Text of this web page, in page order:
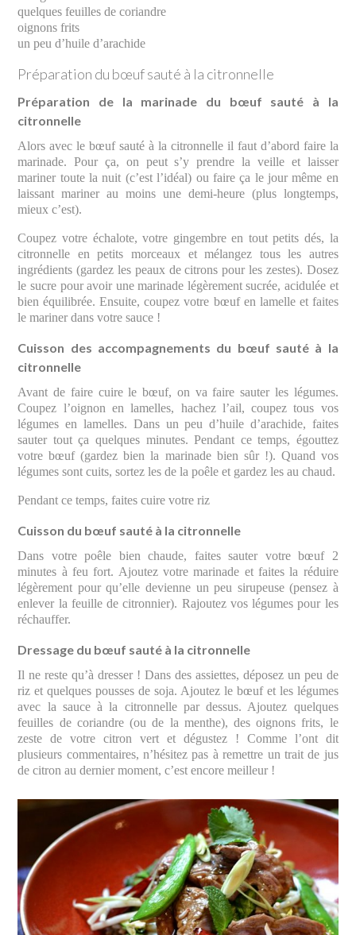
quelques feuilles de coriandre
oignons frits
un peu d’huile d’arachide
Préparation du bœuf sauté à la citronnelle
Préparation de la marinade du bœuf sauté à la
citronnelle
Alors avec le bœuf sauté à la citronnelle il faut d’abord faire la
marinade. Pour ça, on peut s’y prendre la veille et laisser
mariner toute la nuit (c’est l’idéal) ou faire ça le jour même en
laissant mariner au moins une demi-heure (plus longtemps,
mieux c’est).
Coupez votre échalote, votre gingembre en tout petits dés, la
citronnelle en petits morceaux et mélangez tous les autres
ingrédients (gardez les peaux de citrons pour les zestes). Dosez
le sucre pour avoir une marinade légèrement sucrée, acidulée et
bien équilibrée. Ensuite, coupez votre bœuf en lamelle et faites
le mariner dans votre sauce !
Cuisson des accompagnements du bœuf sauté à la
citronnelle
Avant de faire cuire le bœuf, on va faire sauter les légumes.
Coupez l’oignon en lamelles, hachez l’ail, coupez tous vos
légumes en lamelles. Dans un peu d’huile d’arachide, faites
sauter tout ça quelques minutes. Pendant ce temps, égouttez
votre bœuf (gardez bien la marinade bien sûr !). Quand vos
légumes sont cuits, sortez les de la poêle et gardez les au chaud.
Pendant ce temps, faites cuire votre riz
Cuisson du bœuf sauté à la citronnelle
Dans votre poêle bien chaude, faites sauter votre bœuf 2
minutes à feu fort. Ajoutez votre marinade et faites la réduire
légèrement pour qu’elle devienne un peu sirupeuse (pensez à
enlever la feuille de citronnier). Rajoutez vos légumes pour les
réchauffer.
Dressage du bœuf sauté à la citronnelle
Il ne reste qu’à dresser ! Dans des assiettes, déposez un peu de
riz et quelques pousses de soja. Ajoutez le bœuf et les légumes
avec la sauce à la citronnelle par dessus. Ajoutez quelques
feuilles de coriandre (ou de la menthe), des oignons frits, le
zeste de votre citron vert et dégustez ! Comme l’ont dit
plusieurs commentaires, n’hésitez pas à remettre un trait de jus
de citron au dernier moment, c’est encore meilleur !